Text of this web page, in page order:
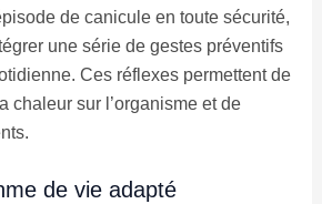
de canicule en toute sécurité,
une série de gestes préventifs
Ces réflexes permettent de
chaleur sur l’organisme et de
de vie adapté